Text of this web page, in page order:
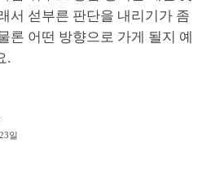
서 섣부른 판단을 내리기가 좀
론 어떤 방향으로 가게 될지 예
.
일